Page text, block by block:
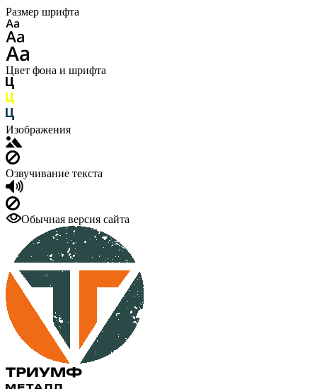
Размер шрифта
Цвет фона и шрифта
Изображения
Озвучивание текста
Обычная версия сайта